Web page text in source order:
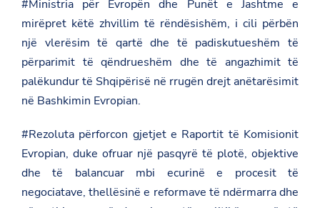
#Ministria për Evropën dhe Punët e Jashtme e
mirëpret këtë zhvillim të rëndësishëm, i cili përbën
një vlerësim të qartë dhe të padiskutueshëm të
përparimit të qëndrueshëm dhe të angazhimit të
palëkundur të Shqipërisë në rrugën drejt anëtarësimit
në Bashkimin Evropian.
#Rezoluta përforcon gjetjet e Raportit të Komisionit
Evropian, duke ofruar një pasqyrë të plotë, objektive
dhe të balancuar mbi ecurinë e procesit të
negociatave, thellësinë e reformave të ndërmarra dhe